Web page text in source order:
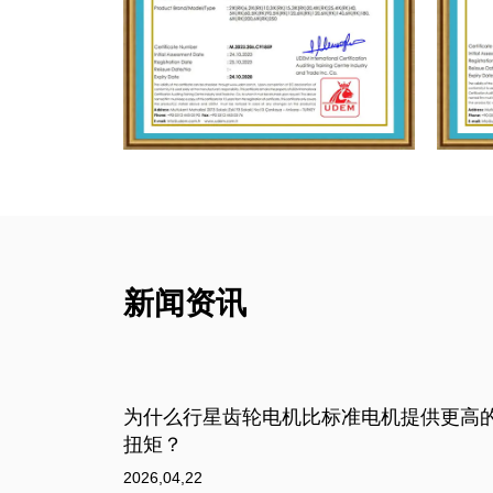
新闻资讯
为什么无刷直流齿轮电机比传统电机更高
效？
2026,04,15